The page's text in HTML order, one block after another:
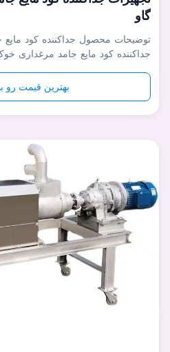
گاو
توضیحات محصول جداکننده کود
جداکننده کود مایع جامد مرغداری
جامد و آبگیری فاضلاب آلی با غلظت
فاضلاب کشتارگاه و کود حیوانی در
بهترین قیمت رو